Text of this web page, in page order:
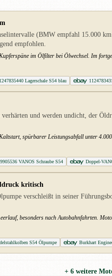
(BMW empfahl 15.000
empfohlen.
im Ölfilter bei Ölwechsel. Im
Lagerschale S54 blau
und werden undicht, der
spürbarer Leistungsabfall unter
VANOS Schraube S54 Doppel-
kritisch
verschleißt in seiner
besonders nach Autobahnfahrten.
S54 Ölpumpe Burkhart
+ 6 weitere